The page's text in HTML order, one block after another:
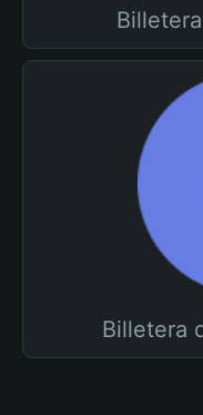
Billetera